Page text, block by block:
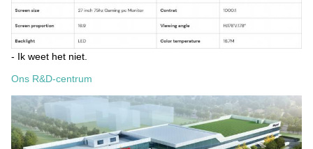
- Ik weet het niet.
Ons R&D-centrum